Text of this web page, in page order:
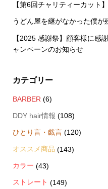
【第6回チャリティーカット
うどん屋を継がなかった僕が
【2025 感謝祭】顧客様に感
ャンペーンのお知らせ
カテゴリー
BARBER (6)
DDY hair情報 (108)
ひとり言・戯言(120)
オススメ商品 (143)
カラー (43)
ストレート (149)